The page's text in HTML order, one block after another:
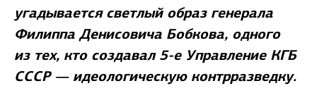
угадывается светлый образ генерала
Филиппа Денисовича Бобкова, одного
из тех, кто создавал 5-е Управление КГБ
СССР — идеологическую контрразведку.